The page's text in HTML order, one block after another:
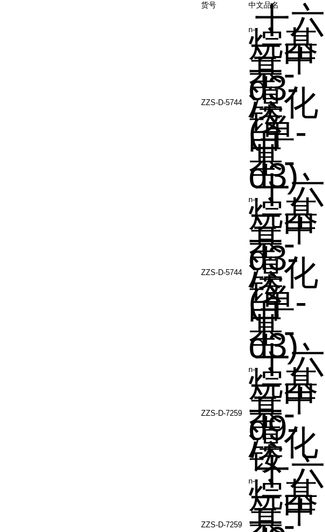
货号 中文品名
ZZS-D-5744
n-十六
烷基
三甲
基-
d3-
溴化
铵
(单-
甲
基-
d3)
ZZS-D-5744
n-十六
烷基
三甲
基-
d3-
溴化
铵
(单-
甲
基-
d3)
ZZS-D-7259
n-十六
烷基
三甲
基-
d9-
溴化
铵
ZZS-D-7259
n-十六
烷基
三甲